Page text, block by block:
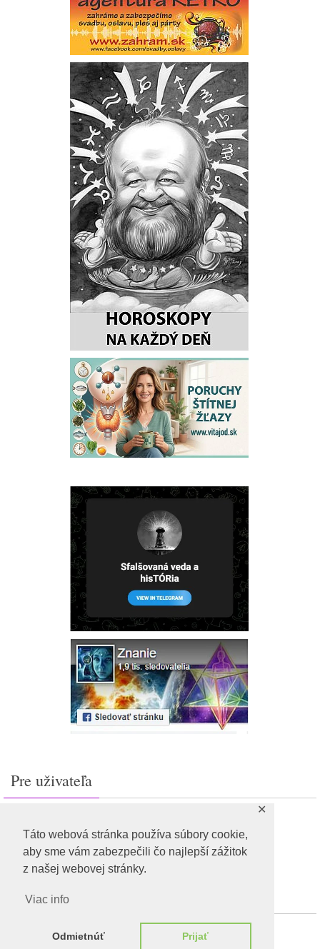
Táto webová stránka používa súbory cookie,
aby sme vám zabezpečili čo najlepší zážitok
z našej webovej stránky.
Viac info
Odmietnúť Prijať
✕
Pre uživateľa
Feed záznamov
RSS feed komentárov
WordPress.org